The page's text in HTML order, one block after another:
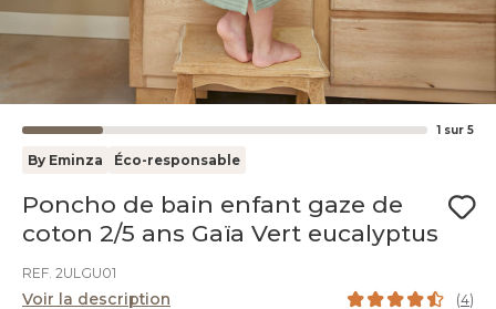
1 sur 5
By Eminza Éco-responsable
Poncho de bain enfant gaze de
coton 2/5 ans Gaïa Vert eucalyptus
REF. 2ULGU01
Voir la description (4)